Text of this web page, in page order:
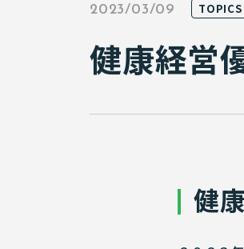
2023/03/09 TOPICS
健康経営
健